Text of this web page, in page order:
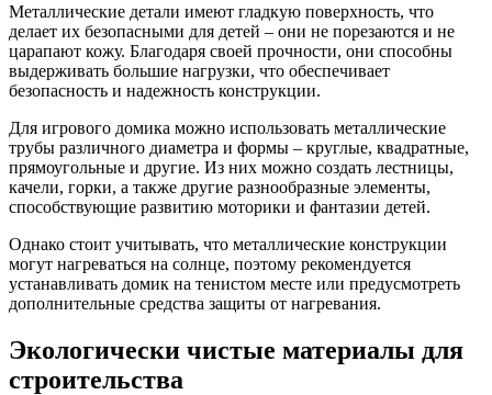
Металлические детали имеют гладкую поверхность, что
делает их безопасными для детей – они не порезаются и не
царапают кожу. Благодаря своей прочности, они способны
выдерживать большие нагрузки, что обеспечивает
безопасность и надежность конструкции.
Для игрового домика можно использовать металлические
трубы различного диаметра и формы – круглые, квадратные,
прямоугольные и другие. Из них можно создать лестницы,
качели, горки, а также другие разнообразные элементы,
способствующие развитию моторики и фантазии детей.
Однако стоит учитывать, что металлические конструкции
могут нагреваться на солнце, поэтому рекомендуется
устанавливать домик на тенистом месте или предусмотреть
дополнительные средства защиты от нагревания.
Экологически чистые материалы для
строительства